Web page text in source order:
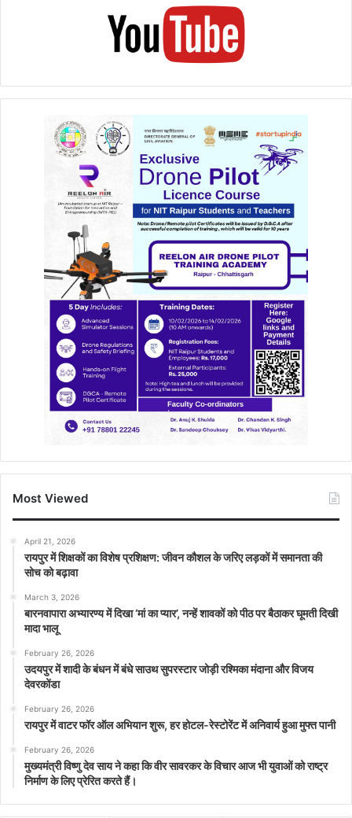
Most Viewed
April 21, 2026
रायपुर में शिक्षकों का विशेष प्रशिक्षण: जीवन कौशल के जरिए लड़कों में समानता की
सोच को बढ़ावा
March 3, 2026
बारनवापारा अभ्यारण्य में दिखा ‘मां का प्यार’, नन्हें शावकों को पीठ पर बैठाकर घूमती दिखी
मादा भालू
February 26, 2026
उदयपुर में शादी के बंधन में बंधे साउथ सुपरस्टार जोड़ी रश्मिका मंदाना और विजय
देवरकोंडा
February 26, 2026
रायपुर में वाटर फॉर ऑल अभियान शुरू, हर होटल-रेस्टोरेंट में अनिवार्य हुआ मुफ्त पानी
February 26, 2026
मुख्यमंत्री विष्णु देव साय ने कहा कि वीर सावरकर के विचार आज भी युवाओं को राष्ट्र
निर्माण के लिए प्रेरित करते हैं।